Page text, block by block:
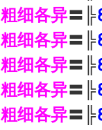
粗细各异〓╠
粗细各异〓╠
粗细各异〓╠
粗细各异〓╠
粗细各异〓╠